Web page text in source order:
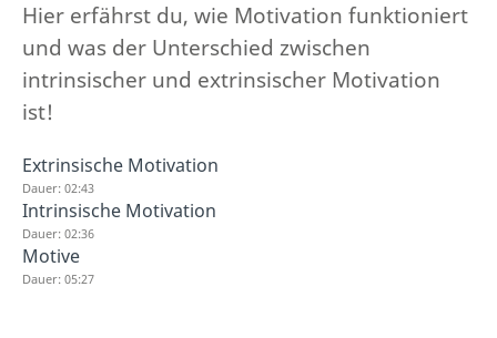
Hier erfährst du, wie Motivation funktioniert
und was der Unterschied zwischen
intrinsischer und extrinsischer Motivation
ist!
Extrinsische Motivation
Dauer: 02:43
Intrinsische Motivation
Dauer: 02:36
Motive
Dauer: 05:27